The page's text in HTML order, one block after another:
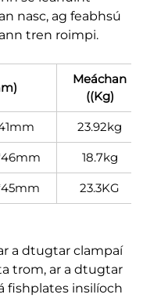
nasc, ag feabhsú
tren roimpi.
Meáchan
((Kg)
23.92kg
18.7kg
23.3KG
a dtugtar clampaí
trom, ar a dtugtar
fishplates insilíoch